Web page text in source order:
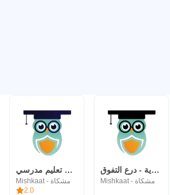
درع التفوق - تطبيق تعليم مدرسي
Mishkaat - مشكاة
2.0
قدرات السعودية - درع التفوق
Mishkaat - مشكاة